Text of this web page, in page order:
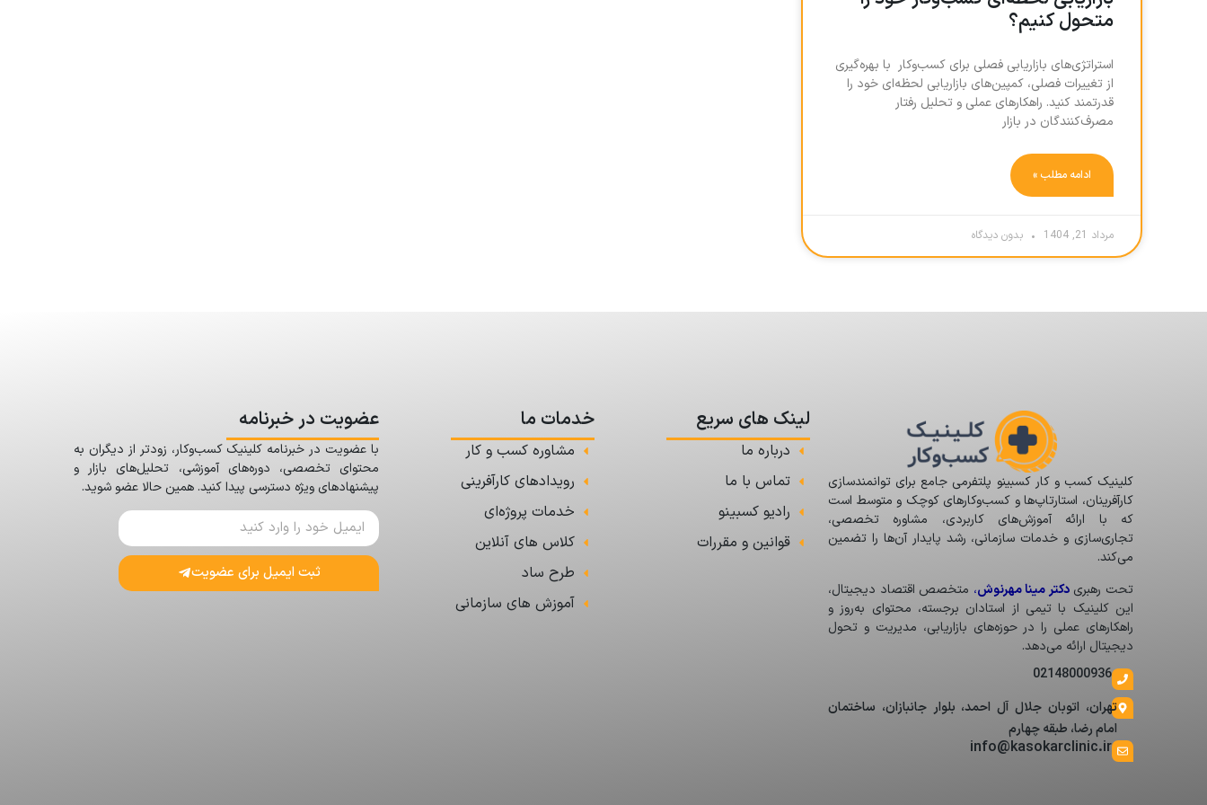
متحول کنیم؟
استراتژی‌های بازاریابی فصلی برای کسب‌وکار با بهره‌گیری
از تغییرات فصلی، کمپین‌های بازاریابی لحظه‌ای خود را
قدرتمند کنید. راهکارهای عملی و تحلیل رفتار
مصرف‌کنندگان در بازار
ادامه مطلب »
مرداد 21, 1404 بدون دیدگاه
کلینیک کسب و کار کسبینو پلتفرمی جامع برای توانمندسازی
کارآفرینان، استارتاپ‌ها و کسب‌وکارهای کوچک و متوسط است
که با ارائه آموزش‌های کاربردی، مشاوره تخصصی،
تجاری‌سازی و خدمات سازمانی، رشد پایدار آن‌ها را تضمین
می‌کند.
تحت رهبریدکتر مینا مهرنوش، متخصص اقتصاد دیجیتال،
این کلینیک با تیمی از استادان برجسته، محتوای به‌روز و
راهکارهای عملی را در حوزه‌های بازاریابی، مدیریت و تحول
دیجیتال ارائه می‌دهد.
02148000936
تهران، اتوبان جلال آل احمد، بلوار جانبازان، ساختمان
امام رضا، طبقه چهارم
info@kasokarclinic.ir
لینک های سریع
درباره ما
تماس با ما
رادیو کسبینو
قوانین و مقررات
خدمات ما
مشاوره کسب و کار
رویدادهای کارآفرینی
خدمات پروژه‌ای
کلاس های آنلاین
طرح ساد
آموزش های سازمانی
عضویت در خبرنامه
با عضویت در خبرنامه کلینیک کسب‌وکار، زودتر از دیگران به
محتوای تخصصی، دوره‌های آموزشی، تحلیل‌های بازار و
پیشنهادهای ویژه دسترسی پیدا کنید. همین حالا عضو شوید.
ثبت ایمیل برای عضویت